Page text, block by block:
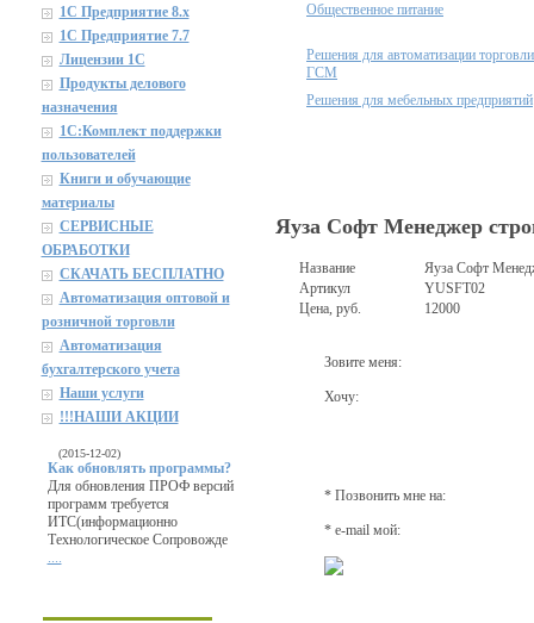
1С Предприятие 8.x
1С Предприятие 7.7
Лицензии 1С
Продукты делового
назначения
1C:Комплект поддержки
пользователей
Книги и обучающие
материалы
СЕРВИСНЫЕ
ОБРАБОТКИ
СКАЧАТЬ БЕСПЛАТНО
Автоматизация оптовой и
розничной торговли
Автоматизация
бухгалтерского учета
Наши услуги
!!!НАШИ АКЦИИ
(2015-12-02)
Как обновлять программы?
Для обновления ПРОФ версий
программ требуется
ИТС(информационно
Технологическое Сопровожде
....
Общественное питание
Решения для автоматизации торговли
ГСМ
Решения для мебельных предприятий
Яуза Софт Менеджер
Название
Яуза Софт
Артикул
YUSFT02
Цена, руб.
12000
Зовите меня:
Хочу:
* Позвонить мне на:
* e-mail мой: